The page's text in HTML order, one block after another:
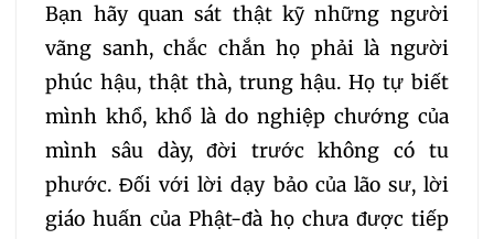
260 261 262
263 264 265
266 267 268
269 270 271
Bạn hãy quan sát thật kỹ những người
vãng sanh, chắc chắn họ phải là người
phúc hậu, thật thà, trung hậu. Họ tự biết
mình khổ, khổ là do nghiệp chướng của
mình sâu dày, đời trước không có tu
phước. Đối với lời dạy bảo của lão sư, lời
giáo huấn của Phật-đà họ chưa được tiếp